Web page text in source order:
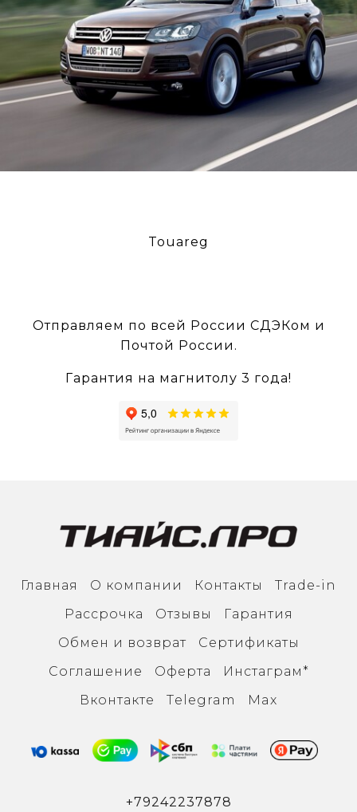
Touareg
Отправляем по всей России СДЭКом и
Почтой России.
Гарантия на магнитолу 3 года!
Главная О компании Контакты
Trade-in
Рассрочка
Отзывы
Гарантия
Обмен и возврат
Сертификаты
Соглашение
Оферта
Инcтаграм*
Вконтакте
Тelegram Max
+79242237878